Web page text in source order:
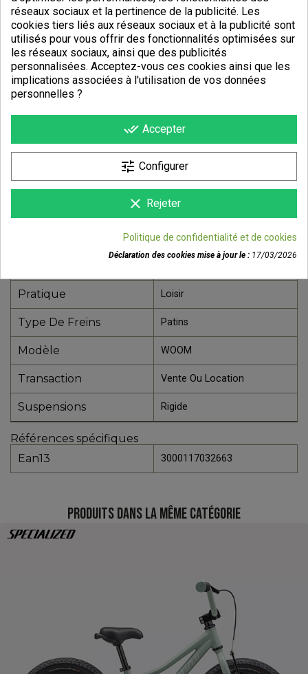
DÉTAILS DU PRODUIT
Référence 501000160605
Pratique Loisir
Type De Freins Patins
Modèle WOOM
Transaction Vente Ou Location
Suspensions Rigide
Références spécifiques
Ean13
3000117032663
PRODUITS DANS LA MÊME CATÉGORIE
réseaux sociaux et la pertinence de la publicité. Les
cookies tiers liés aux réseaux sociaux et à la publicité sont
utilisés pour vous offrir des fonctionnalités optimisées sur
les réseaux sociaux, ainsi que des publicités
personnalisées. Acceptez-vous ces cookies ainsi que les
implications associées à l'utilisation de vos données
personnelles ?
done_all Accepter
tune Configurer
clear Rejeter
Politique de confidentialité et de cookies
Déclaration des cookies mise à jour le : 17/03/2026